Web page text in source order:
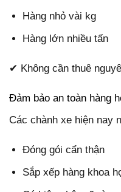
Hàng nhỏ vài kg
Hàng lớn nhiều tấn
✔ Không cần thuê
Đảm bảo an toàn hàng
Các chành xe hiện nay
Đóng gói cẩn thận
Sắp xếp hàng khoa